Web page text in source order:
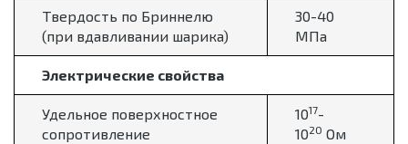
Твердость по Бриннелю
(при вдавливании шарика)
30-40
МПа
Электрические свойства
Удельное поверхностное
сопротивление
1017-
1020 Ом